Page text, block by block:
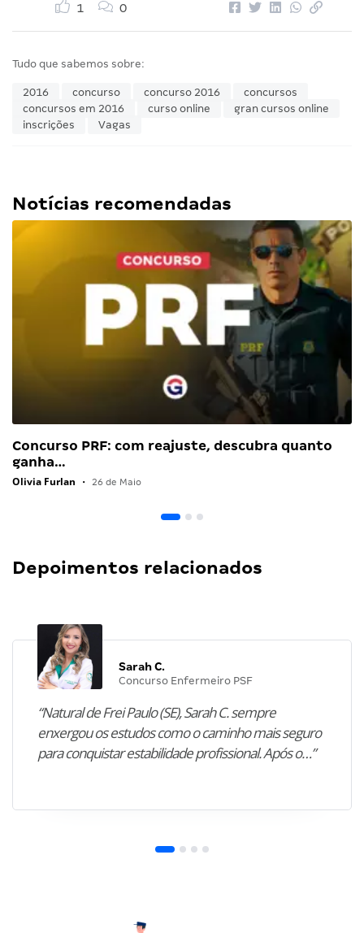
1 0
Tudo que sabemos sobre:
2016 concurso concurso 2016
concursos
concursos em 2016
curso online
gran cursos online
inscrições
Vagas
Notícias recomendadas
Concurso PRF: com reajuste, descubra quanto
ganha…
Olivia Furlan • 26 de Maio
Depoimentos relacionados
Sarah C.
Concurso Enfermeiro PSF
“Natural de Frei Paulo (SE), Sarah C. sempre
enxergou os estudos como o caminho mais seguro
para conquistar estabilidade profissional. Após o…”